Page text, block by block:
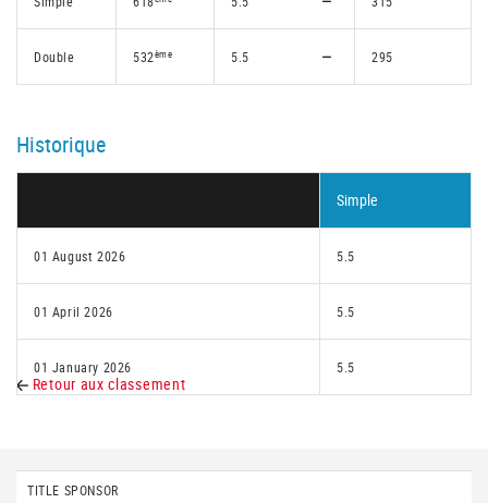
Double 532ème 5.5 295
Historique
Simple
01 August 2026 5.5
01 April 2026 5.5
01 January 2026 5.5
Retour aux classement
TITLE SPONSOR